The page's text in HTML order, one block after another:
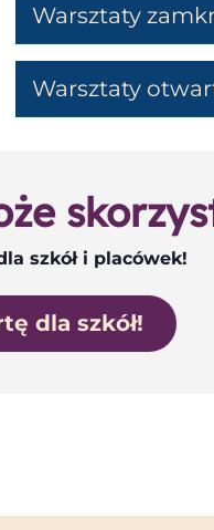
Warsztaty
Warsztaty
szkół i placówek!
dla szkół!